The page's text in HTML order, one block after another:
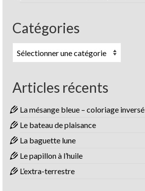
Catégories
Catégories
Articles récents
La mésange bleue – coloriage inversé
Le bateau de plaisance
La baguette lune
Le papillon à l’huile
L’extra-terrestre